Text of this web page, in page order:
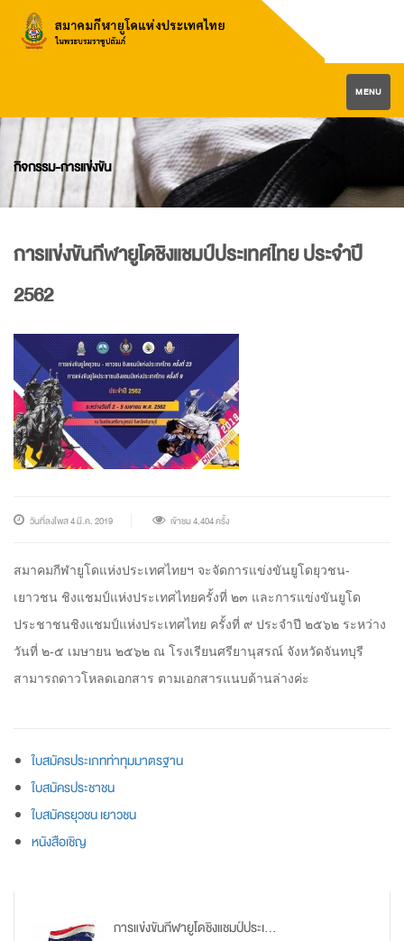
MENU
กิจกรรม-การแข่งขัน
การแข่งขันกีฬายูโดชิงแชมป์ประเทศไทย ประจำปี
2562
วันที่ลงโพส 4 มี.ค. 2019 เข้าชม 4,404 ครั้ง
สมาคมกีฬายูโดแห่งประเทศไทยฯ จะจัดการแข่งขันยูโดยุวชน-
เยาวชน ชิงแชมป์แห่งประเทศไทยครั้งที่ ๒๓ และการแข่งขันยูโด
ประชาชนชิงแชมป์แห่งประเทศไทย ครั้งที่ ๙ ประจำปี ๒๕๖๒ ระหว่าง
วันที่ ๒-๕ เมษายน ๒๕๖๒ ณ โรงเรียนศรียานุสรณ์ จังหวัดจันทบุรี
สามารถดาวโหลดเอกสาร ตามเอกสารแนบด้านล่างค่ะ
ใบสมัครประเภทท่าทุมมาตรฐาน
ใบสมัครประชาชน
ใบสมัครยุวชน เยาวชน
หนังสือเชิญ
การแข่งขันกีฬายูโดชิงแชมป์ประเ...